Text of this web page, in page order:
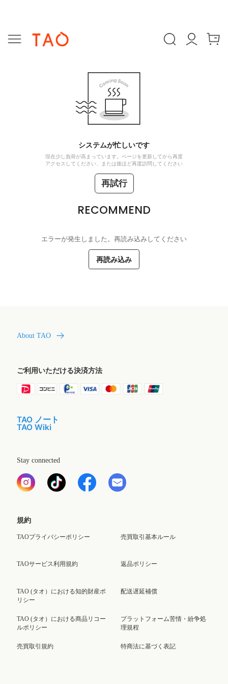
システムが忙しいです
現在少し負荷が高まっています。ページを更新してから再度
アクセスしてください、または後ほど再度訪問してください
再試行
RECOMMEND
エラーが発生しました。再読み込みしてください
再読み込み
About TAO
ご利用いただける決済方法
TAO ノート
TAO Wiki
Stay connected
規約
TAOプライバシーポリシー
TAOサービス利用規約
TAO (タオ）における知的財産ポ
リシー
TAO (タオ）における商品リコー
ルポリシー
売買取引規約
売買取引基本ルール
返品ポリシー
配送遅延補償
プラットフォーム苦情・紛争処
理規程
特商法に基づく表記